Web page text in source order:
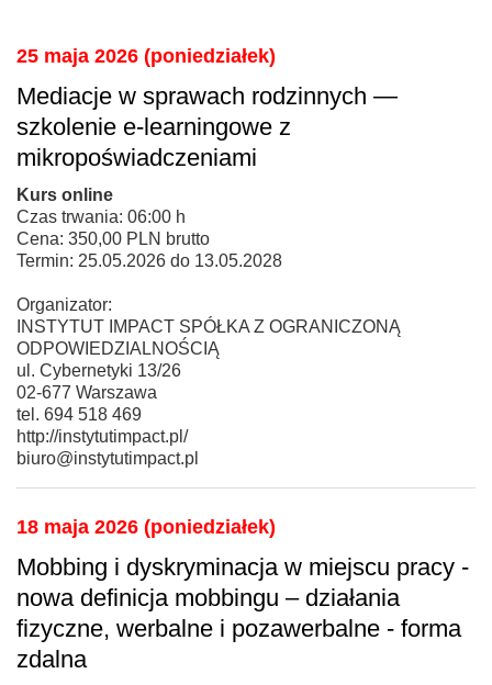
25 maja 2026 (poniedziałek)
Mediacje w sprawach rodzinnych —
szkolenie e-learningowe z
mikropoświadczeniami
Kurs online
Czas trwania: 06:00 h
Cena: 350,00 PLN brutto
Termin: 25.05.2026 do 13.05.2028
Organizator:
INSTYTUT IMPACT SPÓŁKA Z OGRANICZONĄ
ODPOWIEDZIALNOŚCIĄ
ul. Cybernetyki 13/26
02-677 Warszawa
tel. 694 518 469
http://instytutimpact.pl/
biuro@instytutimpact.pl
18 maja 2026 (poniedziałek)
Mobbing i dyskryminacja w miejscu pracy -
nowa definicja mobbingu – działania
fizyczne, werbalne i pozawerbalne - forma
zdalna